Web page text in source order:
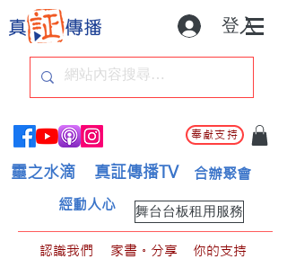
登入
奉獻支持
靈之水滴 真証傳播TV 合辦聚會
舞台台板租用服務
經動人心
認識我們 家書。分享
你的支持